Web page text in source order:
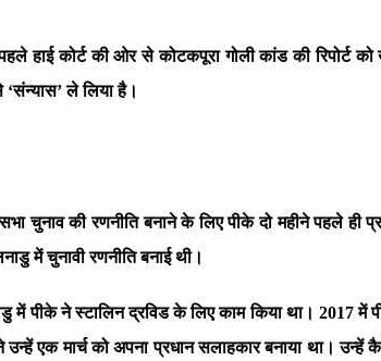
हाई कोर्ट की ओर से कोटकपूरा गोली कांड की
‘संन्यास’ ले लिया है।
चुनाव की रणनीति बनाने के लिए पीके दो महीने पहले
में चुनावी रणनीति बनाई थी।
में पीके ने स्टालिन द्रविड के लिए काम किया था।
एक मार्च को अपना प्रधान सलाहकार बनाया था।